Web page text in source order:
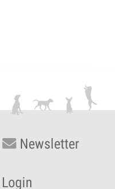
Newsletter